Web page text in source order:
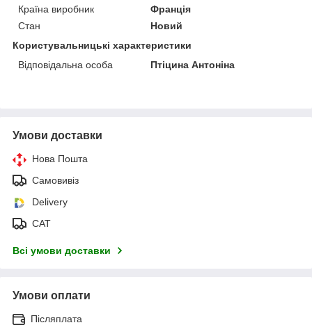
Країна виробник
Франція
Стан
Новий
Користувальницькі характеристики
Відповідальна особа
Птіцина Антоніна
Умови доставки
Нова Пошта
Самовивіз
Delivery
САТ
Всі умови доставки
Умови оплати
Післяплата